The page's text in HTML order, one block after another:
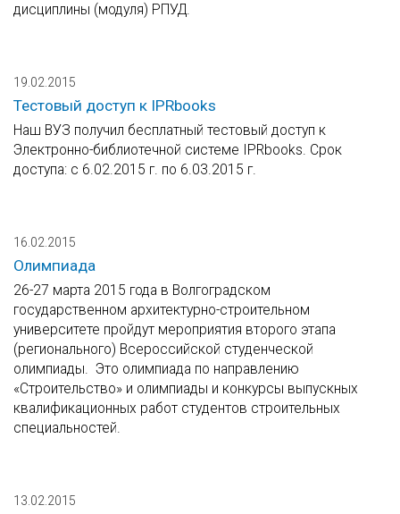
дисциплины (модуля) РПУД.
19.02.2015
Тестовый доступ к IPRbooks
Наш ВУЗ получил бесплатный тестовый доступ к
Электронно-библиотечной системе IPRbooks. Срок
доступа: с 6.02.2015 г. по 6.03.2015 г.
16.02.2015
Олимпиада
26-27 марта 2015 года в Волгоградском
государственном архитектурно-строительном
университете пройдут мероприятия второго этапа
(регионального) Всероссийской студенческой
олимпиады. Это олимпиада по направлению
«Строительство» и олимпиады и конкурсы выпускных
квалификационных работ студентов строительных
специальностей.
13.02.2015